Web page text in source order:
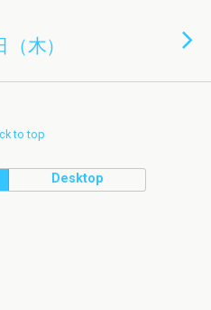
木）
to top
Desktop